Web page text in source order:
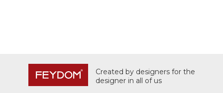
Created by designers for the
designer in all of us